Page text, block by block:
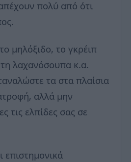
πολύ από ότι
μηλόξιδο, το γκρέιπ
λαχανόσουπα κ.α.
τα στα πλαίσια
αλλά μην
τις ελπίδες σας σε
επιστημονικά